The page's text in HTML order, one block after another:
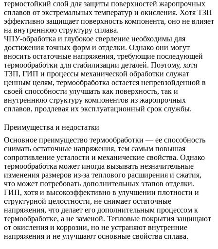
термостойкий слой для защиты поверхностей жаропрочных
сплавов от экстремальных температур и окисления. Хотя ТЗП
эффективно защищает поверхность компонента, оно не влияет
на внутреннюю структуру сплава.
ЧПУ-обработка и глубокое сверление необходимы для
достижения точных форм и отделки. Однако они могут
вносить остаточные напряжения, требующие последующей
термообработки для стабилизации деталей. Поэтому, хотя
ТЗП, ГИП и процессы механической обработки служат
ценным целям, термообработка остается непревзойденной в
своей способности улучшать как поверхность, так и
внутреннюю структуру компонентов из жаропрочных
сплавов, продлевая их эксплуатационный срок службы.
Преимущества и недостатки
Основное преимущество термообработки — ее способность
снимать остаточные напряжения, тем самым повышая
сопротивление усталости и механические свойства. Однако
термообработка может иногда вызывать незначительные
изменения размеров из-за теплового расширения и сжатия,
что может потребовать дополнительных этапов отделки.
ГИП, хотя и высокоэффективно в улучшении плотности и
структурной целостности, не снимает остаточные
напряжения, что делает его дополнительным процессом к
термообработке, а не заменой. Тепловые покрытия защищают
от окисления и коррозии, но не устраняют внутренние
напряжения и не улучшают основные свойства сплава.